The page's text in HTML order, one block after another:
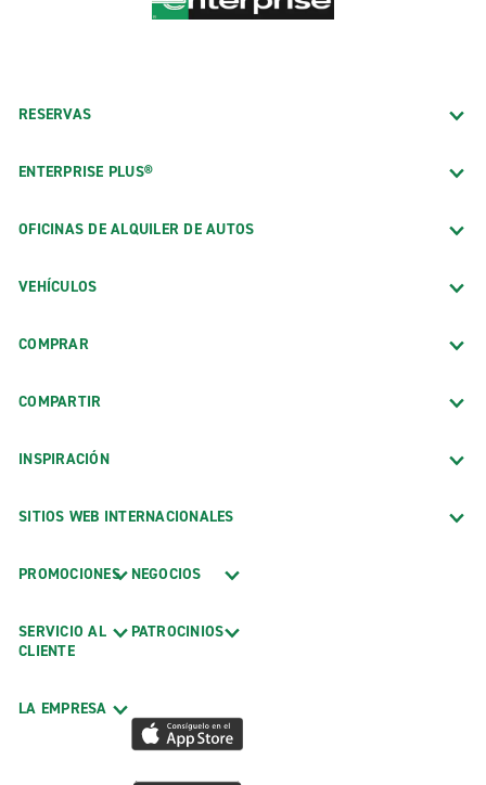
RESERVAS
ENTERPRISE PLUS®
OFICINAS DE ALQUILER DE AUTOS
VEHÍCULOS
COMPRAR
COMPARTIR
INSPIRACIÓN
SITIOS WEB INTERNACIONALES
PROMOCIONES
SERVICIO AL
CLIENTE
LA EMPRESA
NEGOCIOS
PATROCINIOS